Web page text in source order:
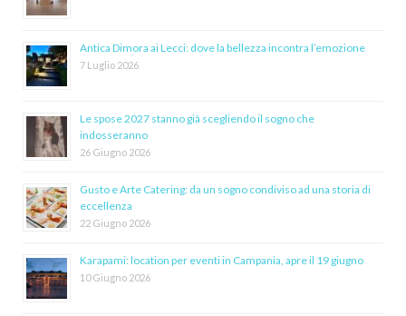
Antica Dimora ai Lecci: dove la bellezza incontra l’emozione
7 Luglio 2026
Le spose 2027 stanno già scegliendo il sogno che
indosseranno
26 Giugno 2026
Gusto e Arte Catering: da un sogno condiviso ad una storia di
eccellenza
22 Giugno 2026
Karapami: location per eventi in Campania, apre il 19 giugno
10 Giugno 2026